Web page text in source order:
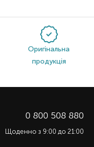
Оригінальна
продукція
0 800 508 880
Щоденно з 9:00 до 21:00